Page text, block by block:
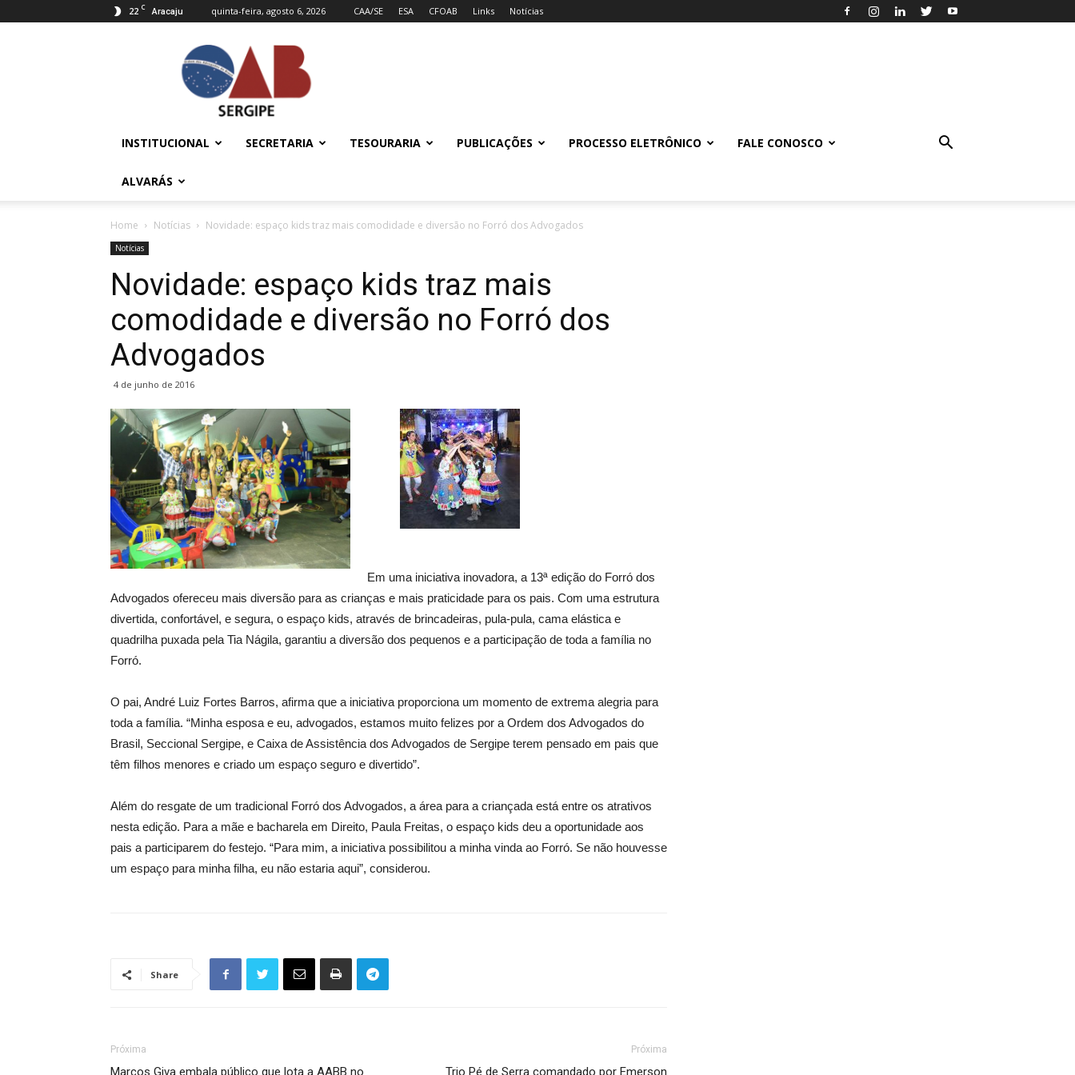
22 C Aracaju quinta-feira, agosto 6, 2026 CAA/SE ESA CFOAB Links Notícias
OAB/SE
Ordem
do
INSTITUCIONAL SECRETARIA TESOURARIA PUBLICAÇÕES PROCESSO ELETRÔNICO FALE CONOSCO
ALVARÁS
Home Notícias Novidade: espaço kids traz mais comodidade e diversão no Forró dos Advogados
Notícias
Novidade: espaço kids traz mais
comodidade e diversão no Forró dos
Advogados
4 de junho de 2016
Em uma iniciativa inovadora, a 13ª edição do Forró dos
Advogados ofereceu mais diversão para as crianças e mais praticidade para os pais. Com uma estrutura
divertida, confortável, e segura, o espaço kids, através de brincadeiras, pula-pula, cama elástica e
quadrilha puxada pela Tia Nágila, garantiu a diversão dos pequenos e a participação de toda a família no
Forró.
O pai, André Luiz Fortes Barros, afirma que a iniciativa proporciona um momento de extrema alegria para
toda a família. “Minha esposa e eu, advogados, estamos muito felizes por a Ordem dos Advogados do
Brasil, Seccional Sergipe, e Caixa de Assistência dos Advogados de Sergipe terem pensado em pais que
têm filhos menores e criado um espaço seguro e divertido”.
Além do resgate de um tradicional Forró dos Advogados, a área para a criançada está entre os atrativos
nesta edição. Para a mãe e bacharela em Direito, Paula Freitas, o espaço kids deu a oportunidade aos
pais a participarem do festejo. “Para mim, a iniciativa possibilitou a minha vinda ao Forró. Se não houvesse
um espaço para minha filha, eu não estaria aqui”, considerou.
Share
Próxima
Marcos Giva embala público que lota a AABB no
Próxima
Trio Pé de Serra comandado por Emerson